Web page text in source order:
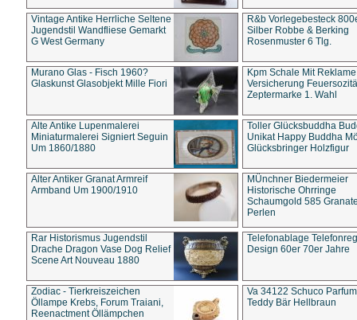
Vintage Antike Herrliche Seltene
Jugendstil Wandfliese Gemarkt
G West Germany
R&b Vorlegebesteck
Silber Robbe & Berking
Rosenmuster 6 Tlg.
Murano Glas - Fisch 1960?
Glaskunst Glasobjekt Mille Fiori
Kpm Schale Mit Reklame
Versicherung
Zeptermarke 1. Wahl
Alte Antike Lupenmalerei
Miniaturmalerei Signiert Seguin
Um 1860/1880
Toller Glücksbuddha
Unikat Happy Buddha
Glücksbringer Holzfigur
Alter Antiker Granat Armreif
Armband Um 1900/1910
MÜnchner Biedermeier
Historische Ohrringe
Schaumgold 585
Perlen
Rar Historismus Jugendstil
Drache Dragon Vase Dog Relief
Scene Art Nouveau 1880
Telefonablage
Design 60er 70er Jahre
Zodiac - Tierkreiszeichen
Öllampe Krebs, Forum Traiani,
Reenactment Öllämpchen
Va 34122 Schuco
Teddy Bär Hellbraun